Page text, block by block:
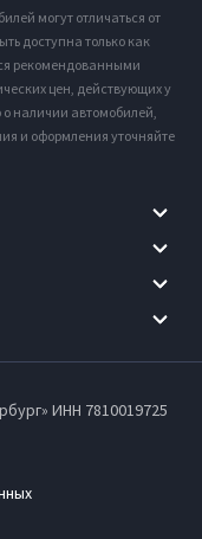
могут отличаться от
доступна только как
рекомендованными
цен, действующих у
наличии автомобилей,
и оформления уточняйте
ИНН 7810019725